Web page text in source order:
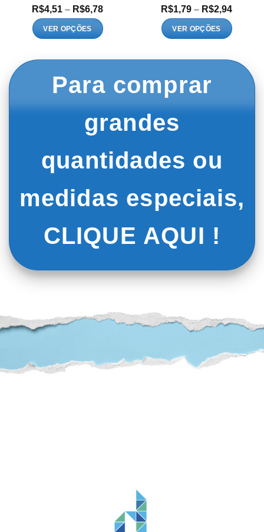
R$4,51 – R$6,78Faixa
preço:
R$4,51
VER OPÇÕES
várias
variantes.
opções
podem
escolhidas
na
do
produto
R$1,79 – R$2,94Faixa
preço:
R$1,79
VER OPÇÕES
várias
variantes.
escolhidas
na
do
produto
Para comprar
grandes
quantidades ou
medidas especiais,
CLIQUE AQUI !